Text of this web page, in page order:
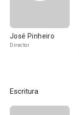
José Pinheiro
Director
Escritura